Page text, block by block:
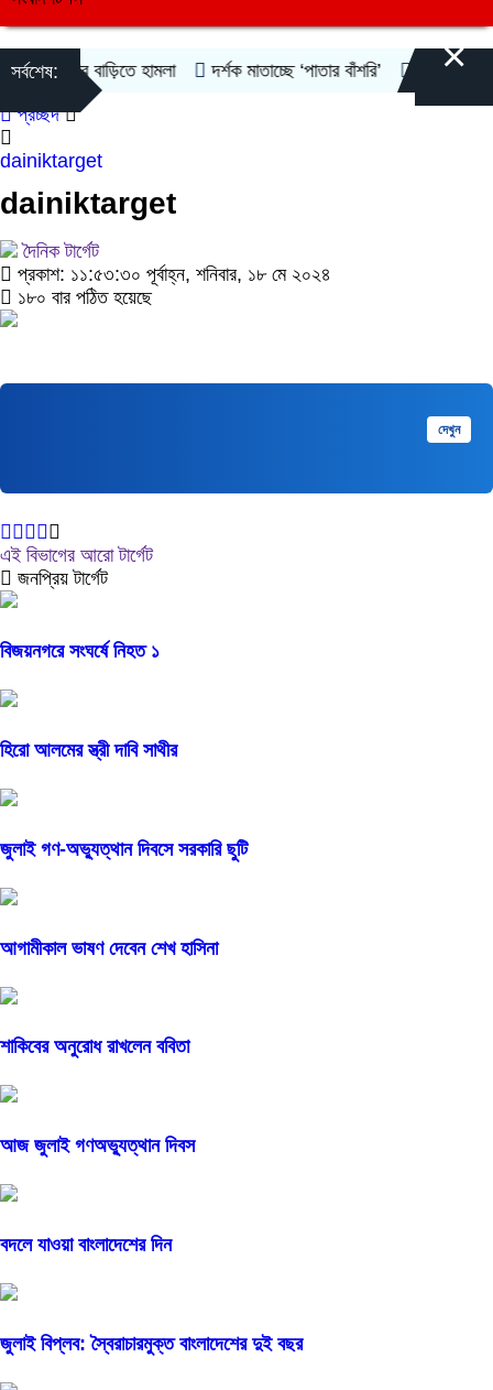
সর্বশেষ:বাড়িতে হামলা দর্শক মাতাচ্ছে ‘পাতার বাঁশরি’ দিল্লিতে নওফেলের
×
প্রচ্ছদ
dainiktarget
dainiktarget
দৈনিক টার্গেট
প্রকাশ: ১১:৫৩:৩০ পূর্বাহ্ন, শনিবার, ১৮ মে ২০২৪
১৮০ বার পঠিত হয়েছে
দেখুন
এই বিভাগের আরো টার্গেট
জনপ্রিয় টার্গেট
বিজয়নগরে সংঘর্ষে নিহত ১
হিরো আলমের স্ত্রী দাবি সাথীর
জুলাই গণ-অভ্যুত্থান দিবসে সরকারি ছুটি
আগামীকাল ভাষণ দেবেন শেখ হাসিনা
শাকিবের অনুরোধ রাখলেন ববিতা
আজ জুলাই গণঅভ্যুত্থান দিবস
বদলে যাওয়া বাংলাদেশের দিন
জুলাই বিপ্লব: স্বৈরাচারমুক্ত বাংলাদেশের দুই বছর